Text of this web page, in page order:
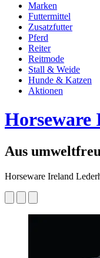
Marken
Futtermittel
Zusatzfutter
Pferd
Reiter
Reitmode
Stall & Weide
Hunde & Katzen
Aktionen
Horseware
Aus
Horseware Ireland